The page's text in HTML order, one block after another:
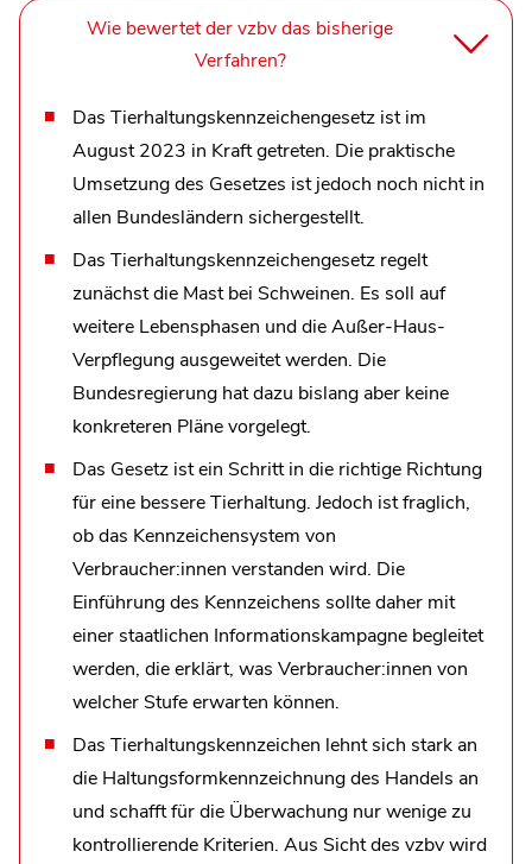
Wie bewertet der vzbv das bisherige
Verfahren?
Das Tierhaltungskennzeichengesetz ist im
August 2023 in Kraft getreten. Die praktische
Umsetzung des Gesetzes ist jedoch noch nicht in
allen Bundesländern sichergestellt.
Das Tierhaltungskennzeichengesetz regelt
zunächst die Mast bei Schweinen. Es soll auf
weitere Lebensphasen und die Außer-Haus-
Verpflegung ausgeweitet werden. Die
Bundesregierung hat dazu bislang aber keine
konkreteren Pläne vorgelegt.
Das Gesetz ist ein Schritt in die richtige Richtung
für eine bessere Tierhaltung. Jedoch ist fraglich,
ob das Kennzeichensystem von
Verbraucher:innen verstanden wird. Die
Einführung des Kennzeichens sollte daher mit
einer staatlichen Informationskampagne begleitet
werden, die erklärt, was Verbraucher:innen von
welcher Stufe erwarten können.
Das Tierhaltungskennzeichen lehnt sich stark an
die Haltungsformkennzeichnung des Handels an
und schafft für die Überwachung nur wenige zu
kontrollierende Kriterien. Aus Sicht des vzbv wird